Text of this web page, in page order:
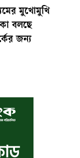
মুখোমুখি
বলছে
জন্য